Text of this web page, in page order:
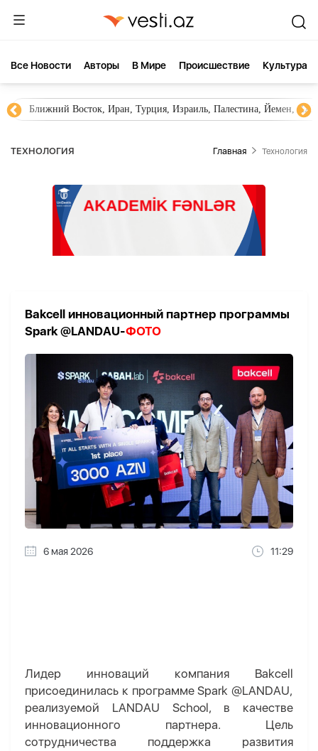
Все Новости Aвторы В Мире Происшествие Культура
Ближний Восток, Иран, Турция, Израиль, Палестина, Йемен,
ТЕХНОЛОГИЯ Главная Технология
Bakcell инновационный партнер программы
Spark @LANDAU-ФОТО
6 мая 2026 11:29
Лидер инноваций компания Bakcell
присоединилась к программеSpark @LANDAU,
реализуемой LANDAU School, в качестве
инновационного партнера. Цель
сотрудничества поддержка развития